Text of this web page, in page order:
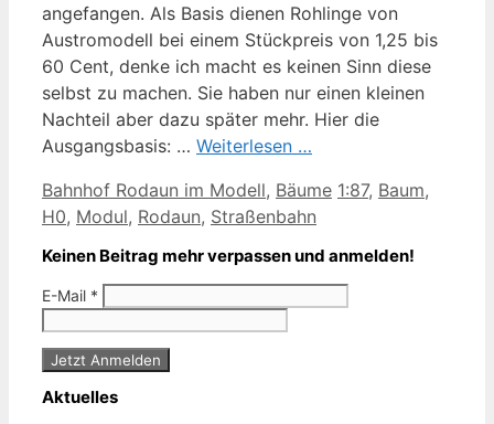
angefangen. Als Basis dienen Rohlinge von
Austromodell bei einem Stückpreis von 1,25 bis
60 Cent, denke ich macht es keinen Sinn diese
selbst zu machen. Sie haben nur einen kleinen
Nachteil aber dazu später mehr. Hier die
Ausgangsbasis: … Weiterlesen …
Kategorien
Bahnhof Rodaun im Modell, Bäume Schlagwörter
1:87, Baum,
H0, Modul, Rodaun, Straßenbahn
Keinen Beitrag mehr verpassen und anmelden!
E-Mail *
Aktuelles